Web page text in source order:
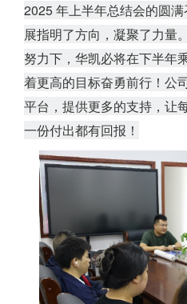
2025 年上半年总结会的圆
展指明了方向，凝聚了力量
努力下，华凯必将在下半年
着更高的目标奋勇前行！公
平台，提供更多的支持，让
一份付出都有回报！